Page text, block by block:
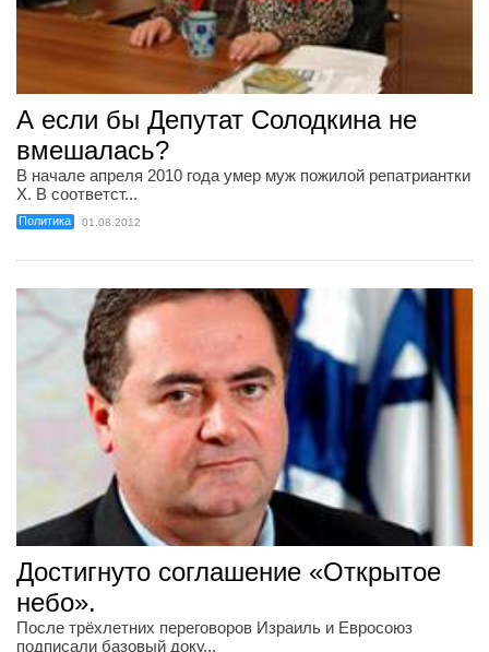
А если бы Депутат Солодкина не
вмешалась?
В начале апреля 2010 года умер муж пожилой репатриантки
Х. В соответст...
Политика 01.08.2012
Достигнуто соглашение «Открытое
небо».
После трёхлетних переговоров Израиль и Евросоюз
подписали базовый доку...